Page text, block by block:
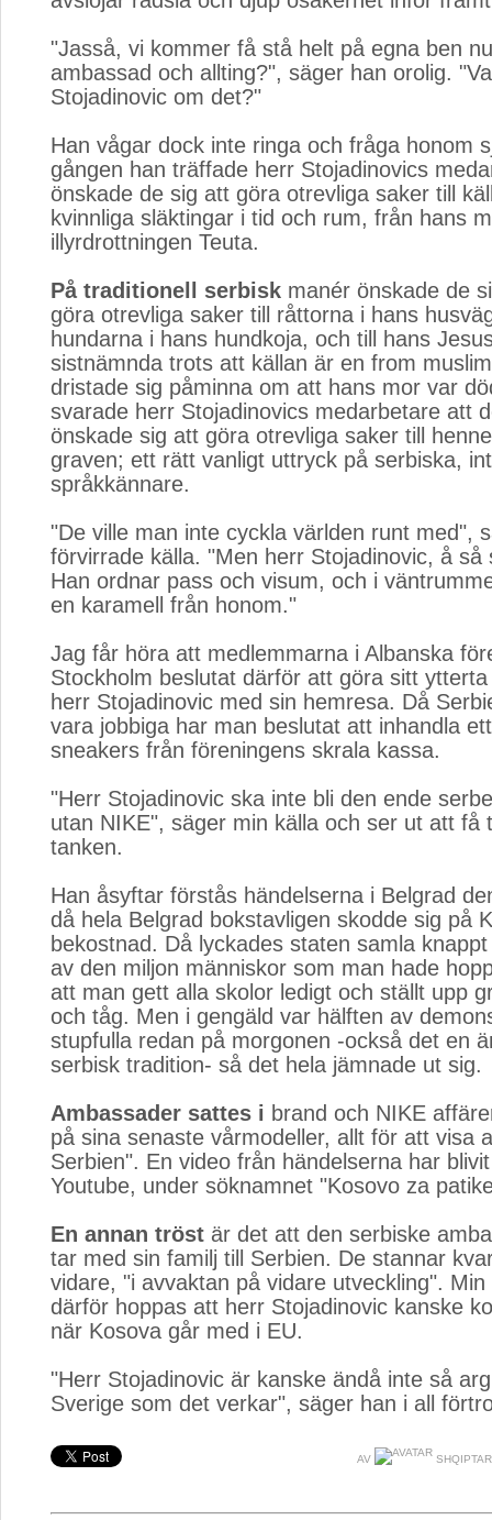
"Jasså, vi kommer få stå helt på egna ben
ambassad och allting?", säger han orolig.
Stojadinovic om det?"
Han vågar dock inte ringa och fråga honom
gången han träffade herr Stojadinovics
önskade de sig att göra otrevliga saker till
kvinnliga släktingar i tid och rum, från hans
illyrdrottningen Teuta.
På traditionell serbisk manér önskade de
göra otrevliga saker till råttorna i hans
hundarna i hans hundkoja, och till hans
sistnämnda trots att källan är en from
dristade sig påminna om att hans mor var
svarade herr Stojadinovics medarbetare att
önskade sig att göra otrevliga saker till
graven; ett rätt vanligt uttryck på serbiska,
språkkännare.
"De ville man inte cyckla världen runt med",
förvirrade källa. "Men herr Stojadinovic, å så
Han ordnar pass och visum, och i
en karamell från honom."
Jag får höra att medlemmarna i Albanska
Stockholm beslutat därför att göra sitt
herr Stojadinovic med sin hemresa. Då
vara jobbiga har man beslutat att inhandla
sneakers från föreningens skrala kassa.
"Herr Stojadinovic ska inte bli den ende
utan NIKE", säger min källa och ser ut att få
tanken.
Han åsyftar förstås händelserna i Belgrad
då hela Belgrad bokstavligen skodde sig på
bekostnad. Då lyckades staten samla
av den miljon människor som man hade
att man gett alla skolor ledigt och ställt upp
och tåg. Men i gengäld var hälften av
stupfulla redan på morgonen -också det en
serbisk tradition- så det hela jämnade ut sig.
Ambassader sattes i brand och NIKE
på sina senaste vårmodeller, allt för att visa
Serbien". En video från händelserna har
Youtube, under söknamnet "Kosovo za
En annan tröst är det att den serbiske
tar med sin familj till Serbien. De stannar
vidare, "i avvaktan på vidare utveckling". Min
därför hoppas att herr Stojadinovic kanske
när Kosova går med i EU.
"Herr Stojadinovic är kanske ändå inte så
Sverige som det verkar", säger han i all
AV